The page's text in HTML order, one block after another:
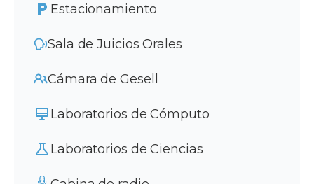
Estacionamiento
Sala de Juicios Orales
Cámara de Gesell
Laboratorios de Cómputo
Laboratorios de Ciencias